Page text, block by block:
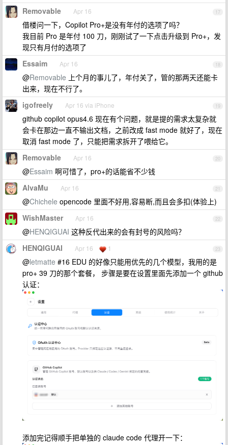
17
Removable Apr 16
借楼问一下，Copilot Pro+是没有年付的选项了吗？
我目前 Pro 是年付 100 刀，刚刚试了一下点击升级到 Pro+，发
现只有月付的选项了
18
Essaim Apr 16
@Removable 上个月的事儿了，年付关了，管的那两天还能卡
出来，现在不行了。
19
igofreely Apr 16 via iPhone
github copilot opus4.6 现在有个问题，就是提的需求太复杂就
会卡在那边一直不输出文档，之前改成 fast mode 就好了，现在
取消 fast mode 了，只能把需求拆开了喂给它。
20
Removable Apr 16
@Essaim 啊可惜了，pro+的话能省不少钱
21
AlvaMu Apr 16
@Chichele opencode 里面不好用,容易断,而且会多扣(体验上)
22
WishMaster Apr 16
@HENQIGUAI 这种反代出来的会有封号的风险吗？
23
HENQIGUAI Apr 16 1
@letmatte #16 EDU 的好像只能用优先的几个模型，我用的是
pro+ 39 刀的那个套餐， 步骤是要在设置里面先添加一个 github
认证：
添加完记得顺手把单独的 claude code 代理开一下：